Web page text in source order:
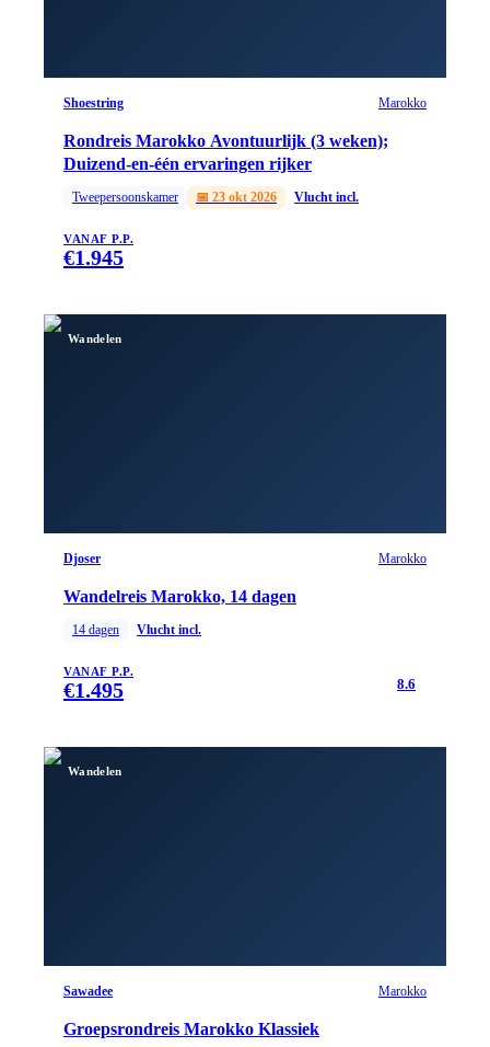
Shoestring Marokko
Rondreis Marokko Avontuurlijk (3 weken);
Duizend-en-één ervaringen rijker
Tweepersoonskamer 📅 23 okt 2026 Vlucht incl.
VANAF P.P.
€1.945
Wandelen
Djoser Marokko
Wandelreis Marokko, 14 dagen
14 dagen Vlucht incl.
VANAF P.P.
€1.495 8.6
Wandelen
Sawadee Marokko
Groepsrondreis Marokko Klassiek